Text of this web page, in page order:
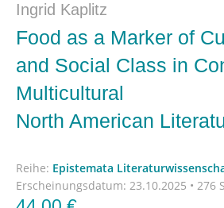
Ingrid Kaplitz
Food as a Marker of
and Social Class in
Multicultural
North American
Reihe: Epistemata
Erscheinungsdatum: 23.10.2025 • 276